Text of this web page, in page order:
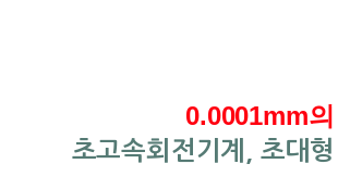
0.0001mm
초고속회전기계, 초대